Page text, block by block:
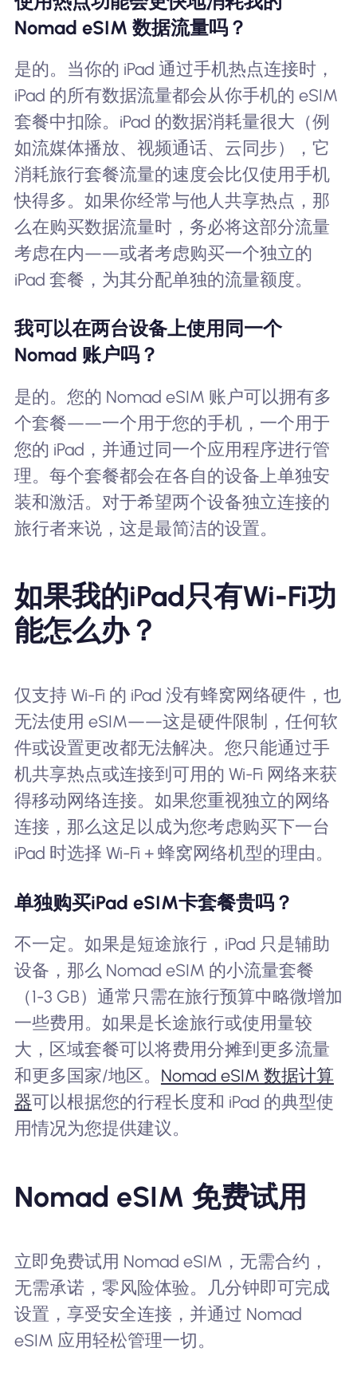
Nomad eSIM 数据流量吗？
是的。当你的 iPad 通过手机热点连接时，
iPad 的所有数据流量都会从你手机的 eSIM
套餐中扣除。iPad 的数据消耗量很大（例
如流媒体播放、视频通话、云同步），它
消耗旅行套餐流量的速度会比仅使用手机
快得多。如果你经常与他人共享热点，那
么在购买数据流量时，务必将这部分流量
考虑在内——或者考虑购买一个独立的
iPad 套餐，为其分配单独的流量额度。
我可以在两台设备上使用同一个
Nomad 账户吗？
是的。您的 Nomad eSIM 账户可以拥有多
个套餐——一个用于您的手机，一个用于
您的 iPad，并通过同一个应用程序进行管
理。每个套餐都会在各自的设备上单独安
装和激活。对于希望两个设备独立连接的
旅行者来说，这是最简洁的设置。
如果我的iPad只有Wi-Fi功
能怎么办？
仅支持 Wi-Fi 的 iPad 没有蜂窝网络硬件，也
无法使用 eSIM——这是硬件限制，任何软
件或设置更改都无法解决。您只能通过手
机共享热点或连接到可用的 Wi-Fi 网络来获
得移动网络连接。如果您重视独立的网络
连接，那么这足以成为您考虑购买下一台
iPad 时选择 Wi-Fi + 蜂窝网络机型的理由。
单独购买iPad eSIM卡套餐贵吗？
不一定。如果是短途旅行，iPad 只是辅助
设备，那么 Nomad eSIM 的小流量套餐
（1-3 GB）通常只需在旅行预算中略微增加
一些费用。如果是长途旅行或使用量较
大，区域套餐可以将费用分摊到更多流量
和更多国家/地区。 Nomad eSIM 数据计算
器可以根据您的行程长度和 iPad 的典型使
用情况为您提供建议。
Nomad eSIM 免费试用
立即免费试用 Nomad eSIM，无需合约，
无需承诺，零风险体验。几分钟即可完成
设置，享受安全连接，并通过 Nomad
eSIM 应用轻松管理一切。